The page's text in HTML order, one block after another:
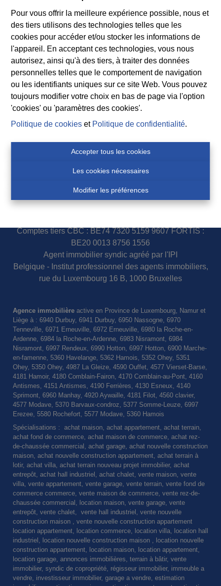
Pour vous offrir la meilleure expérience possible, nous et
des tiers utilisons des technologies telles que les
cookies pour accéder et/ou stocker les informations de
l'appareil. En acceptant ces technologies, vous nous
autorisez, ainsi qu'à des tiers, à traiter des données
personnelles telles que le comportement de navigation
ou les identifiants uniques sur ce site Web. Vous pouvez
toujours modifier votre choix en bas de page via l'option
'cookies' ou 'paramètres des cookies'.
Politique de cookies et Politique de confidentialité.
Accepter tous les cookies
Les cookies nécessaires
Modifier les préférences
Rue Jean de Bohême 5
6940 DURBUY
Tel.:+32 86 218080
E-mail:info@cosseimmo.be
Suivez nos nouveaux biens, nos conseils immobiliers et
l’actualité de l’agence à Durbuy sur nos réseaux
sociaux.
COSSE Paul - IPI 100.854
Police assurance responsabilité civile et garantie : AXA
Comptes tiers CBC : BE74 7320 5159 9607 FORTIS :
BE20 0013 8756 1556
Agent immobilier syndic agréé par l'IPI
Belgique - Institut professionnel des agents immobiliers,
rue du Luxembourg 16 B, 1000 Bruxelles
Agence immobilière active en Province de Luxembourg, Namur et
Liège à : 6940 Durbuy, 6941 Durbuy, 6950 Nassogne, 6970
Tenneville, 6971 Erneuville, 6972 Erneuville, 6980 la Roche-en-
Ardenne, 6984 la Roche-en-Ardenne, 6983 Nisramont, 6984
Nisramont, 6997 Rendeux, 6990 Hotton, 6997 Hotton, 6900 Marche-
en-famenne, 5360 Havelange, 5362 Hamois, 5352 Ohey, 5351
Ohey, 5350 Ohey, 4987 La Gleize, 4590 Ouffet, 4577 Vierset-Barse,
4181 Hamoir, 4180 Comblain-Fairon, 4170 Comblain-au-Pont, 4160
Antismes, 4151 Antismes, 4190 Ferrières, 4130 Esneux, 4140
Sprimont, 6960 Manhay, 4920 Aywaille, 4181 Filot, 4560 clavier,
4577 Modave, 5370 Barvaux-condroz, 5377 Somme-Leuze, 6997
Erezee, 5580 Rochefort, 5577 Modave, 5360 Hamois
Spécialisations : achat maison, achat appartement, achat terrain,
achat fond de commerce, achat maison de commerce, achat rez-
de-chaussée commercial, achat garage, achat nouvelle construction
maison, achat nouvelle construction appartement, achat terrain à
lotir, achat villa, achat terrain nouveau projet immobilier, achat
entrepôt, achat hall industriel, achat chalet, vente maison, vente
villa, vente appartement, vente garage, vente terrain, vente fond de
commerce commerce, vente maison de commerce, vente rez-de-
chaussée commercial, location maison, vente garage, vente
entrepôt, vente chalet, vente hall industriel, vente nouvelle
construction maison , vente nouvelle construction appartement
location appartement, location commerce, location villa, location hall
industriel, location nouvelle construction maison , location nouvelle
construction appartement, location maison, location appartement,
location garage, annonces immobilières, terrain à bâtir, vente
immobilier, syndic de copropriété, régisseur immobilier, immeuble a
vendre, investisseur immobilier, garage a vendre, estimation